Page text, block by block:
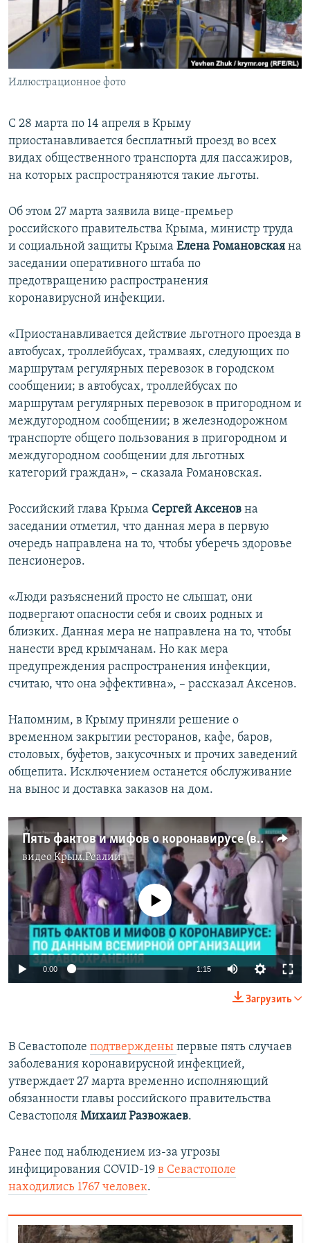
ПОБЕДИТЕЛЕЙ НЕ СУДЯТ?
КРЫМ.НЕПОКОРЕННЫЙ
УКРАИНСКАЯ ПРОБЛЕМА КРЫМА
ПРИСОЕДИНЯЙТЕСЬ!
Иллюстрационное фото
С 28 марта по 14 апреля в Крыму
приостанавливается бесплатный проезд во всех
видах общественного транспорта для пассажиров,
на которых распространяются такие льготы.
Об этом 27 марта заявила вице-премьер
российского правительства Крыма, министр труда
и социальной защиты Крыма Елена Романовская на
заседании оперативного штаба по
предотвращению распространения
коронавирусной инфекции.
«Приостанавливается действие льготного проезда в
автобусах, троллейбусах, трамваях, следующих по
маршрутам регулярных перевозок в городском
сообщении; в автобусах, троллейбусах по
маршрутам регулярных перевозок в пригородном и
междугородном сообщении; в железнодорожном
транспорте общего пользования в пригородном и
междугородном сообщении для льготных
категорий граждан», – сказала Романовская.
Российский глава Крыма Сергей Аксенов на
заседании отметил, что данная мера в первую
очередь направлена на то, чтобы уберечь здоровье
пенсионеров.
«Люди разъяснений просто не слышат, они
подвергают опасности себя и своих родных и
близких. Данная мера не направлена на то, чтобы
нанести вред крымчанам. Но как мера
предупреждения распространения инфекции,
считаю, что она эффективна», – рассказал Аксенов.
Напомним, в Крыму приняли решение о
временном закрытии ресторанов, кафе, баров,
столовых, буфетов, закусочных и прочих заведений
общепита. Исключением останется обслуживание
на вынос и доставка заказов на дом.
Пять фактов и мифов о коронавирусе (видео)
видеоКрым.Реалии
1080p
No media source currently available
0:00 1:15 Auto
270p
1080p
Загрузить
В Севастополе подтверждены первые пять случаев
заболевания коронавирусной инфекцией,
утверждает 27 марта временно исполняющий
обязанности главы российского правительства
Севастополя Михаил Развожаев.
Ранее под наблюдением из-за угрозы
инфицирования COVID-19 в Севастополе
находились 1767 человек.